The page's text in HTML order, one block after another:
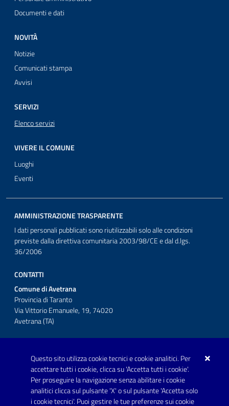
Questo sito utilizza cookie tecnici e cookie analitici. Per
accettare tutti i cookie, clicca su 'Accetta tutti i cookie'.
Per proseguire la navigazione senza abilitare i cookie
analitici clicca sul pulsante 'X' o sul pulsante 'Accetta solo
i cookie tecnici'. Puoi gestire le tue preferenze sui cookie
Documenti e dati
NOVITÀ
Notizie
Comunicati stampa
Avvisi
SERVIZI
Elenco servizi
VIVERE IL COMUNE
Luoghi
Eventi
AMMINISTRAZIONE TRASPARENTE
I dati personali pubblicati sono riutilizzabili solo alle condizioni
previste dalla direttiva comunitaria 2003/98/CE e dal d.lgs.
36/2006
CONTATTI
Comune di Avetrana
Provincia di Taranto
Via Vittorio Emanuele, 19, 74020
Avetrana (TA)
Telefono: 0999707766
Fax: 0999704336
Posta Elettronica Certificata:
prot.comune.avetrana@pec.rupar.puglia.it